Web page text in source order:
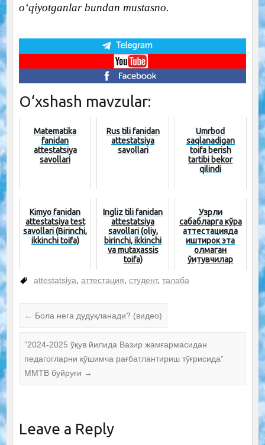
o‘qiyotganlar bundan mustasno.
O‘xshash mavzular:
Matematika
fanidan
attestatsiya
savollari
Rus tili fanidan
attestatsiya
savollari
Umrbod
saqlanadigan
toifa berish
tartibi bekor
qilindi
Kimyo fanidan
attestatsiya test
savollari (Birinchi,
ikkinchi toifa)
Ingliz tili fanidan
attestatsiya
savollari (oliy,
birinchi, ikkinchi
va mutaxassis
toifa)
Узрли
сабабларга кўра
аттестацияда
иштирок эта
олмаган
ўқитувчилар
attestatsiya аттестация студент, талаба
← Бола нега дудуқланади? (видео)
”2024-2025 ўқув йилида Вазир жамғармасидан
педагогларни қўшимча рағбатлантириш тўғрисида”
ММТВ буйруғи →
Leave a Reply